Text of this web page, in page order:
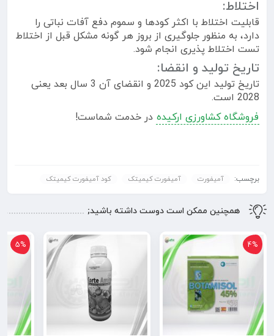
اختلاط:
قابلیت اختلاط با اکثر کودها و سموم دفع آفات نباتی را
دارد، به منظور جلوگیری از بروز هر گونه مشکل قبل از اختلاط
تست اختلاط پذیری انجام شود.
تاریخ تولید و انقضا:
تاریخ تولید این کود 2025 و انقضای آن 3 سال بعد یعنی
2028 است.
فروشگاه کشاورزی ارکیده در خدمت شماست!
برچسب: آمیفورت آمیفورت کیمیتک کود آمیفورت کیمیتک
همچنین ممکن است دوست داشته باشید;
4%
5%